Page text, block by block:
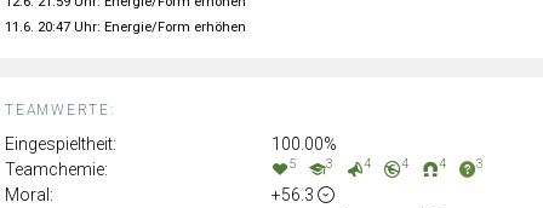
TEAMWERTE:
Eingespieltheit:
100.00%
Teamchemie:
5 3 4 4 4 3
Moral:
+56.3
11.6. 20:47 Uhr: Energie/Form erhöhen